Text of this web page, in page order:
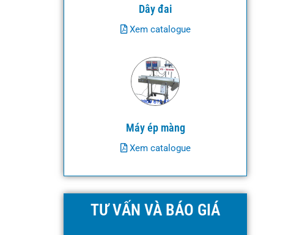
Dây đai
Xem catalogue
Máy ép màng
Xem catalogue
TƯ VẤN VÀ BÁO GIÁ